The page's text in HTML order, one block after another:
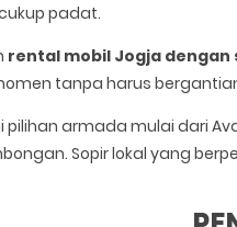
padat.
rental mobil Jogja dengan
tanpa harus
armada mulai dari
Sopir lokal yang